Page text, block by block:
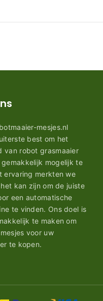
mesjes.nl
best om het
van robot grasmaaier
gemakkelijk mogelijk te
ervaring merkten we
kan zijn om de juiste
een automatische
te vinden. Ons doel is
te maken om
voor uw
te kopen.